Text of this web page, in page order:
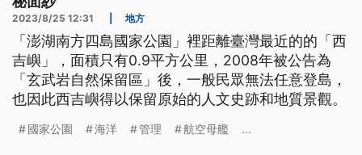
2023/8/25 12:31 地方
「澎湖南方四島國家公園」裡距離臺灣最近的的「西
吉嶼」，面積只有0.9平方公里，2008年被公告為
「玄武岩自然保留區」後，一般民眾無法任意登島，
也因此西吉嶼得以保留原始的人文史跡和地質景觀。
國家公園 海洋 管理 航空母艦 ...